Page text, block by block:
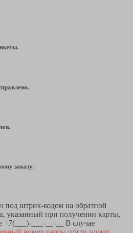
заказу.
под штрих-кодом на обратной
указанный при получении карты,
+7(___)-___-__-__ В случае